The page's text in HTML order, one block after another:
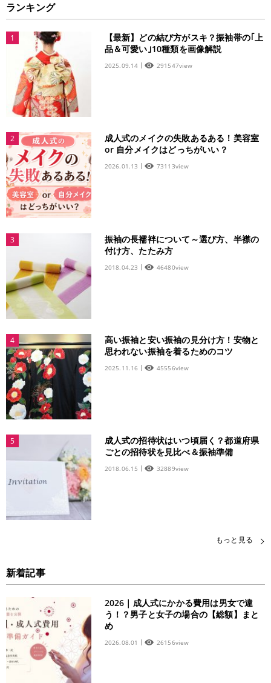
ランキング
1
【最新】どの結び方がスキ？振袖帯の｢上
品＆可愛い｣10種類を画像解説
2025.09.14 291547view
2
成人式のメイクの失敗あるある！美容室
or 自分メイクはどっちがいい？
2026.01.13 73113view
3
振袖の長襦袢について～選び方、半襟の
付け方、たたみ方
2018.04.23 46480view
4
高い振袖と安い振袖の見分け方！安物と
思われない振袖を着るためのコツ
2025.11.16 45556view
5
成人式の招待状はいつ頃届く？都道府県
ごとの招待状を見比べ＆振袖準備
2018.06.15 32889view
もっと見る
新着記事
2026｜成人式にかかる費用は男女で違
う！？男子と女子の場合の【総額】まと
め
2026.08.01 26156view